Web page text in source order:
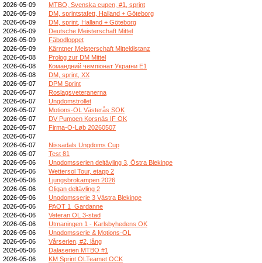
2026-05-09
MTBO, Svenska cupen, #1, sprint
2026-05-09
DM, sprintstafett, Halland + Göteborg
2026-05-09
DM, sprint, Halland + Göteborg
2026-05-09
Deutsche Meisterschaft Mittel
2026-05-09
Fäbodloppet
2026-05-09
Kärntner Meisterschaft Mitteldistanz
2026-05-08
Prolog zur DM Mittel
2026-05-08
Командний чемпіонат України E1
2026-05-08
DM, sprint, XX
2026-05-07
DPM Sprint
2026-05-07
Roslagsveteranerna
2026-05-07
Ungdomstrollet
2026-05-07
Motions-OL Västerås SOK
2026-05-07
DV Pumoen Korsnäs IF OK
2026-05-07
Firma-O-Løb 20260507
2026-05-07
2026-05-07
Nissadals Ungdoms Cup
2026-05-07
Test 81
2026-05-06
Ungdomsserien deltävling 3, Östra Blekinge
2026-05-06
Wettersol Tour, etapp 2
2026-05-06
Ljungsbrokampen 2026
2026-05-06
Oligan deltävling 2
2026-05-06
Ungdomsserie 3 Västra Blekinge
2026-05-06
PAOT 1_Gardanne
2026-05-06
Veteran OL 3-stad
2026-05-06
Utmaningen 1 - Karlsbyhedens OK
2026-05-06
Ungdomsserie & Motions-OL
2026-05-06
Vårserien, #2, lång
2026-05-06
Dalaserien MTBO #1
2026-05-06
KM Sprint OLTeamet OCK